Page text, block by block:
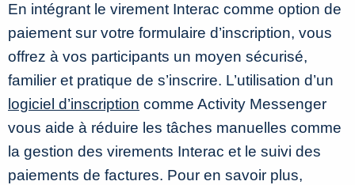
En intégrant le virement Interac comme option de
paiement sur votre formulaire d’inscription, vous
offrez à vos participants un moyen sécurisé,
familier et pratique de s’inscrire. L’utilisation d’un
logiciel d’inscription comme Activity Messenger
vous aide à réduire les tâches manuelles comme
la gestion des virements Interac et le suivi des
paiements de factures. Pour en savoir plus,